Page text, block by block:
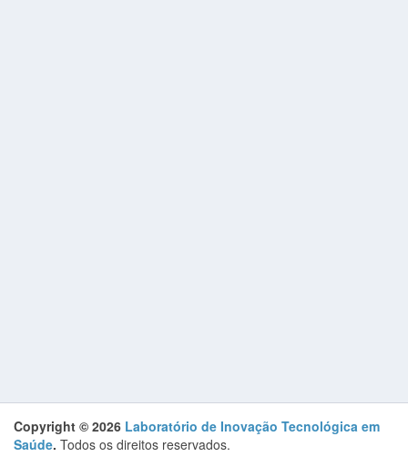
Copyright © 2026 Laboratório de Inovação Tecnológica em
Saúde. Todos os direitos reservados.